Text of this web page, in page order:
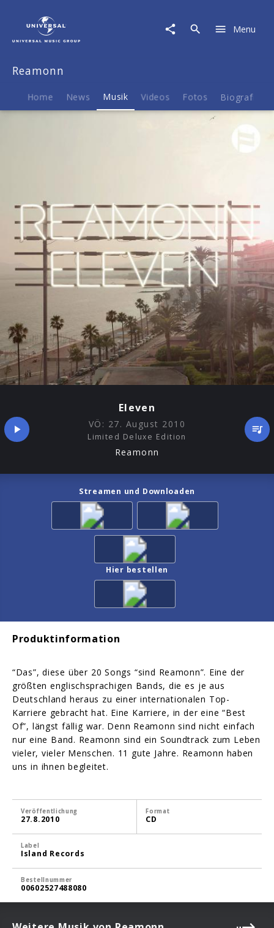
Menu
Reamonn
Home News Musik Videos Fotos Biografie
Eleven
VÖ: 27. August 2010
Limited Deluxe Edition
Reamonn
Streamen und Downloaden
Hier bestellen
Produktinformation
“Das”, diese über 20 Songs “sind Reamonn”. Eine der
größten englischsprachigen Bands, die es je aus
Deutschland heraus zu einer internationalen Top-
Karriere gebracht hat. Eine Karriere, in der eine “Best
Of”, längst fällig war. Denn Reamonn sind nicht einfach
nur eine Band. Reamonn sind ein Soundtrack zum Leben
vieler, vieler Menschen. 11 gute Jahre. Reamonn haben
uns in ihnen begleitet.
Veröffentlichung
27.8.2010
Format
CD
Label
Island Records
Bestellnummer
00602527488080